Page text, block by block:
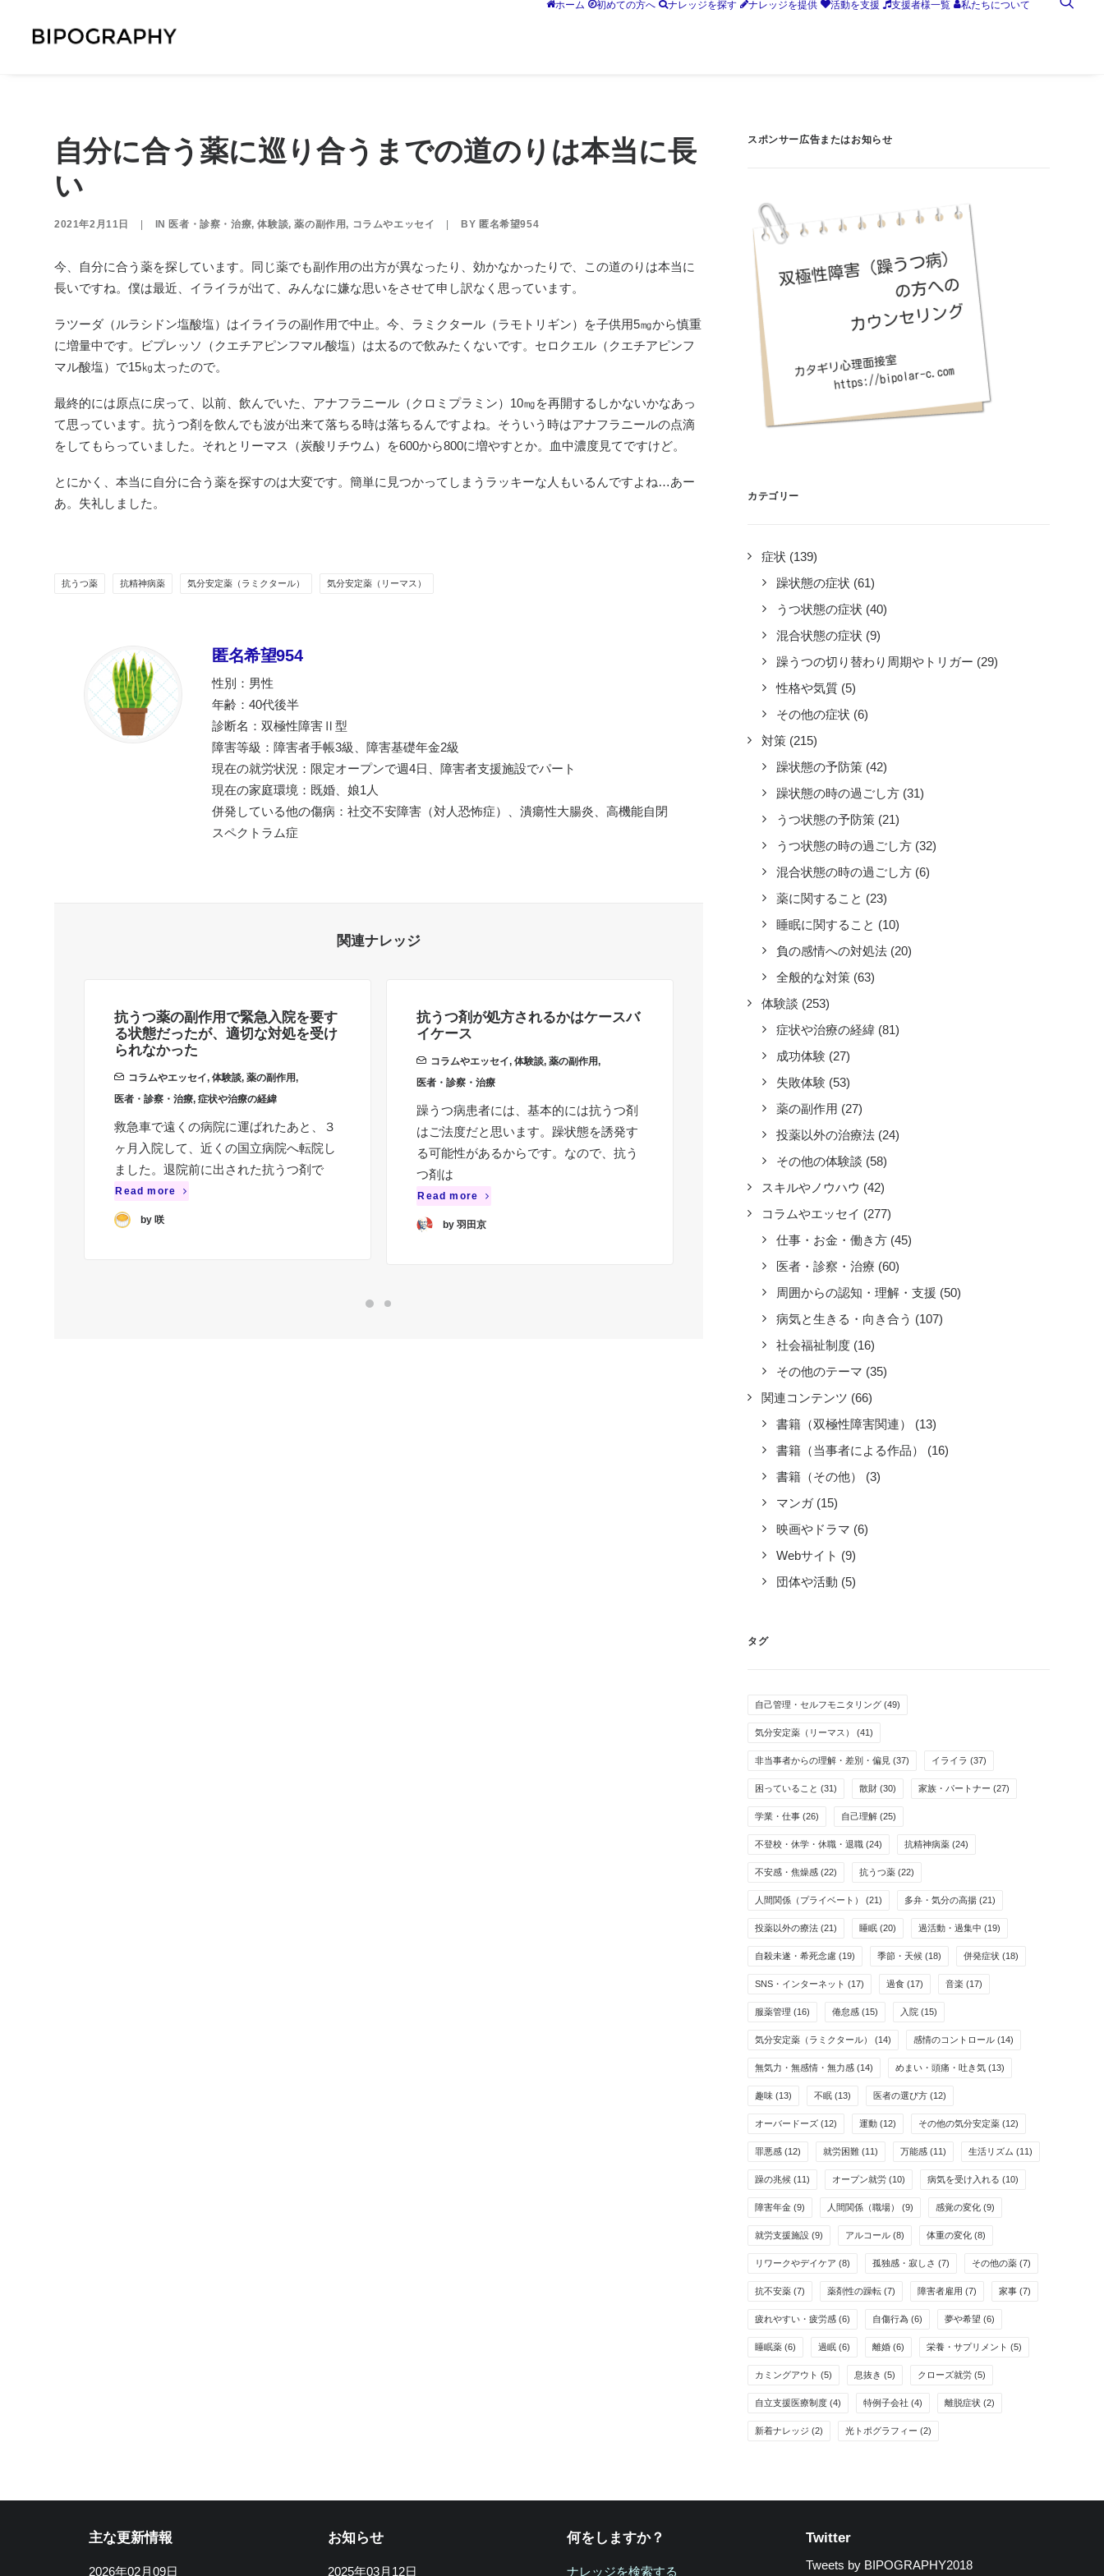
ホーム 初めての方へ ナレッジを探す ナレッジを提供 活動を支援 支援者様一覧 私たちについて
自分に合う薬に巡り合うまでの道のりは本当に長
い
2021年2月11日 IN 医者・診察・治療,体験談,薬の副作用 , コラムやエッセイ BY 匿名希望954
今、自分に合う薬を探しています。同じ薬でも副作用の出方が異なったり、効かなかったりで、この道のりは本当に
長いですね。 僕は最近、イライラが出て、みんなに嫌な思いをさせて申し訳なく思っています。
ラツーダ（ルラシドン塩酸塩）はイライラの副作用で中止。今、ラミクタール（ラモトリギン）を子供用5㎎から慎重
に増量中です。ビプレッソ（クエチアピンフマル酸塩）は太るので飲みたくないです。セロクエル（クエチアピンフ
マル酸塩）で15㎏太ったので。
最終的には原点に戻って、以前、飲んでいた、アナフラニール（クロミプラミン）10㎎を再開するしかないかなあっ
て思っています。抗うつ剤を飲んでも波が出来て落ちる時は落ちるんですよね。そういう時はアナフラニールの点滴
をしてもらっていました。それとリーマス（炭酸リチウム）を600から800に増やすとか。血中濃度見てですけど。
とにかく、本当に自分に合う薬を探すのは大変です。簡単に見つかってしまうラッキーな人もいるんですよね…あー
あ。失礼しました。
抗うつ薬 抗精神病薬 気分安定薬（ラミクタール） 気分安定薬（リーマス）
匿名希望954
性別：男性
年齢：40代後半
診断名：双極性障害Ⅱ型
障害等級：障害者手帳3級、障害基礎年金2級
現在の就労状況：限定オープンで週4日、障害者支援施設でパート
現在の家庭環境：既婚、娘1人
併発している他の傷病：社交不安障害（対人恐怖症）、潰瘍性大腸炎、高機能自閉
スペクトラム症
関連ナレッジ
抗うつ薬の副作用で緊急入院を要す
る状態だったが、適切な対処を受け
られなかった
コラムやエッセイ, 体験談, 薬の副作用,
医者・診察・治療, 症状や治療の経緯
救急車で遠くの病院に運ばれたあと、３
ヶ月入院して、近くの国立病院へ転院し
ました。退院前に出された抗うつ剤で
Read more
by 咲
抗うつ剤が処方されるかはケースバ
イケース
コラムやエッセイ, 体験談, 薬の副作用,
医者・診察・治療
躁うつ病患者には、基本的には抗うつ剤
はご法度だと思います。躁状態を誘発す
る可能性があるからです。なので、抗う
つ剤は
Read more
by 羽田京
しまう気がする
コラムやエッセイ, 体験談 ,
医者・診察・治療
躁状態を抑えられれば、反動で来る鬱状
態の波も小さくなります。私はここ7年
ぐらい抗鬱薬（ジェイゾロフト等）を飲
Read more
スポンサー広告またはお知らせ
カテゴリー
症状 (139)
躁状態の症状 (61)
うつ状態の症状 (40)
混合状態の症状 (9)
躁うつの切り替わり周期やトリガー (29)
性格や気質 (5)
その他の症状 (6)
対策 (215)
躁状態の予防策 (42)
躁状態の時の過ごし方 (31)
うつ状態の予防策 (21)
うつ状態の時の過ごし方 (32)
混合状態の時の過ごし方 (6)
薬に関すること (23)
睡眠に関すること (10)
負の感情への対処法 (20)
全般的な対策 (63)
体験談 (253)
症状や治療の経緯 (81)
成功体験 (27)
失敗体験 (53)
薬の副作用 (27)
投薬以外の治療法 (24)
その他の体験談 (58)
スキルやノウハウ (42)
コラムやエッセイ (277)
仕事・お金・働き方 (45)
医者・診察・治療 (60)
周囲からの認知・理解・支援 (50)
病気と生きる・向き合う (107)
社会福祉制度 (16)
その他のテーマ (35)
関連コンテンツ (66)
書籍（双極性障害関連）
(13)
書籍（当事者による作品）
(16)
書籍（その他）
(3)
マンガ (15)
映画やドラマ (6)
Webサイト (9)
団体や活動 (5)
タグ
自己管理・セルフモニタリング (49)
気分安定薬（リーマス） (41)
非当事者からの理解・差別・偏見 (37) イライラ (37)
困っていること (31) 散財 (30) 家族・パートナー (27)
学業・仕事 (26) 自己理解 (25)
不登校・休学・休職・退職 (24) 抗精神病薬 (24)
不安感・焦燥感 (22) 抗うつ薬 (22)
人間関係（プライベート） (21) 多弁・気分の高揚 (21)
投薬以外の療法 (21) 睡眠 (20) 過活動・過集中 (19)
自殺未遂・希死念慮 (19) 季節・天候 (18) 併発症状 (18)
SNS・インターネット (17) 過食 (17) 音楽 (17)
服薬管理 (16) 倦怠感 (15) 入院 (15)
気分安定薬（ラミクタール） (14) 感情のコントロール (14)
無気力・無感情・無力感 (14) めまい・頭痛・吐き気 (13)
趣味 (13) 不眠 (13) 医者の選び方 (12)
オーバードーズ (12) 運動 (12) その他の気分安定薬 (12)
罪悪感 (12) 就労困難 (11) 万能感 (11) 生活リズム (11)
躁の兆候 (11) オープン就労 (10) 病気を受け入れる (10)
障害年金 (9) 人間関係（職場） (9) 感覚の変化 (9)
就労支援施設 (9) アルコール (8) 体重の変化 (8)
リワークやデイケア (8) 孤独感・寂しさ (7) その他の薬 (7)
抗不安薬 (7) 薬剤性の躁転 (7) 障害者雇用 (7) 家事 (7)
疲れやすい・疲労感 (6) 自傷行為 (6) 夢や希望 (6)
睡眠薬 (6) 過眠 (6) 離婚 (6) 栄養・サプリメント (5)
カミングアウト (5) 息抜き (5) クローズ就労 (5)
自立支援医療制度 (4) 特例子会社 (4) 離脱症状 (2)
新着ナレッジ (2) 光トポグラフィー (2)
主な更新情報
2026年02月09日
お知らせ
2025年03月12日
何をしますか？
ナレッジを検索する
Twitter
Tweets by BIPOGRAPHY2018